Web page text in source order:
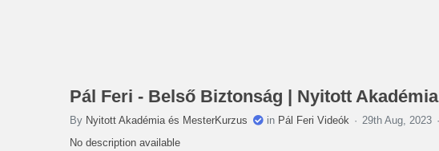
Pál Feri - Belső Biztonság | Nyitott Akadémia
By Nyitott Akadémia és MesterKurzus in Pál Feri Videók 29th Aug, 2023
No description available